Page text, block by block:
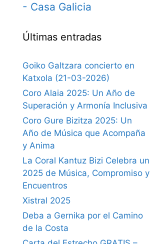
- Casa Galicia
Últimas entradas
Goiko Galtzara concierto en
Katxola (21-03-2026)
Coro Alaia 2025: Un Año de
Superación y Armonía Inclusiva
Coro Gure Bizitza 2025: Un
Año de Música que Acompaña
y Anima
La Coral Kantuz Bizi Celebra un
2025 de Música, Compromiso y
Encuentros
Xistral 2025
Deba a Gernika por el Camino
de la Costa